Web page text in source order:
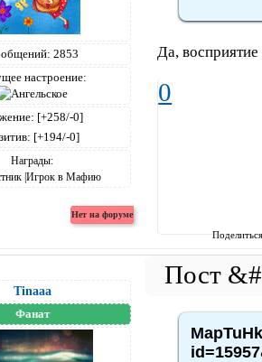
2853
настроение:
[+258/-0]
[+194/-0]
Награды:
Да,
0
Tinaaa
Фанат